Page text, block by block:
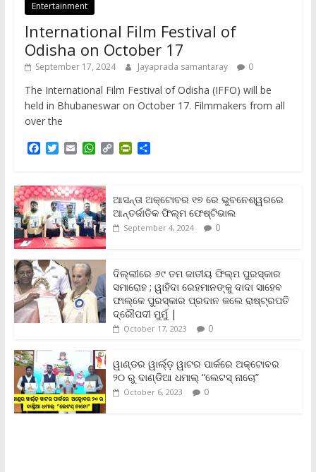
Entertainment
International Film Festival of
Odisha on October 17
September 17, 2024 Jayaprada samantaray 0
The International Film Festival of Odisha (IFFO) will be
held in Bhubaneswar on October 17. Filmmakers from all
over the
F
e
b
o
o
k
T
t
t
e
r
E
i
l
W
t
s
A
p
p
C
L
i
n
k
P
t
F
r
i
d
l
y
S
e
ଆସନ୍ତା ଅକ୍ଟୋବର ୧୭ ରେ ଭୁବନେଶ୍ୱରରେ
ଆନ୍ତର୍ଜାତିକ ଫିଲ୍ମ ଫେଷ୍ଟିଭାଲ
September 4, 2024 0
ଦିଲ୍ଲୀରେ ୬୯ ତମ ଜାତୀୟ ଫିଲ୍ମ ପୁରସ୍କାର
ସମାରୋହ ; ୱାହିଦା ରେହମାନଙ୍କୁ ଦାଦା ସାହେବ
ଫାଲ୍‌କେ ପୁରସ୍କାର ପ୍ରଦାନ କଲେ ରାଷ୍ଟ୍ରପତି
ଦ୍ରୌପଦୀ ମୁର୍ମୁ |
October 17, 2023 0
ୱାଣ୍ଡର ୱାର୍ଲ୍‌ଡ଼ ୱାଟର ପାର୍କରେ ଅକ୍ଟୋବର
୨୦ ରୁ ଦାଣ୍ଡିଆ ଧମାଲ୍ “ଲେଟସ୍ ନାଚୋ”
October 6, 2023 0